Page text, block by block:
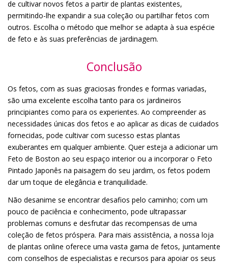
de cultivar novos fetos a partir de plantas existentes,
permitindo-lhe expandir a sua coleção ou partilhar fetos com
outros. Escolha o método que melhor se adapta à sua espécie
de feto e às suas preferências de jardinagem.
Conclusão
Os fetos, com as suas graciosas frondes e formas variadas,
são uma excelente escolha tanto para os jardineiros
principiantes como para os experientes. Ao compreender as
necessidades únicas dos fetos e ao aplicar as dicas de cuidados
fornecidas, pode cultivar com sucesso estas plantas
exuberantes em qualquer ambiente. Quer esteja a adicionar um
Feto de Boston ao seu espaço interior ou a incorporar o Feto
Pintado Japonês na paisagem do seu jardim, os fetos podem
dar um toque de elegância e tranquilidade.
Não desanime se encontrar desafios pelo caminho; com um
pouco de paciência e conhecimento, pode ultrapassar
problemas comuns e desfrutar das recompensas de uma
coleção de fetos próspera. Para mais assistência, a nossa loja
de plantas online oferece uma vasta gama de fetos, juntamente
com conselhos de especialistas e recursos para apoiar os seus